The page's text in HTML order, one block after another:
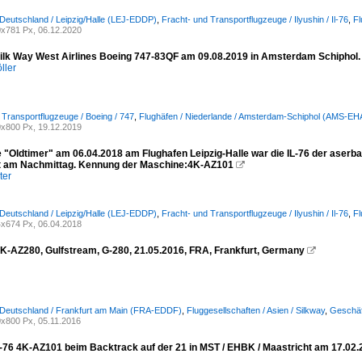
/ Leipzig/Halle (LEJ-EDDP) Fracht- und Transportflugzeuge / Ilyushin / Il-76
Px, 06.12.2020
Way West Airlines Boeing 747-83QF am 09.08.2019 in Amsterdam Schiphol.
/ Boeing / 747 Flughäfen / Niederlande / Amsterdam-Schiphol (AMS-
Px, 19.12.2019
"Oldtimer" am 06.04.2018 am Flughafen Leipzig-Halle war die IL-76 der
am Nachmittag. Kennung der Maschine:4K-AZ101 
/ Leipzig/Halle (LEJ-EDDP) Fracht- und Transportflugzeuge / Ilyushin / Il-76
Px, 06.04.2018
AZ280, Gulfstream, G-280, 21.05.2016, FRA, Frankfurt, Germany 
/ Frankfurt am Main (FRA-EDDF) Fluggesellschaften / Asien / Silkway,
Px, 05.11.2016
4K-AZ101 beim Backtrack auf der 21 in MST / EHBK / Maastricht am